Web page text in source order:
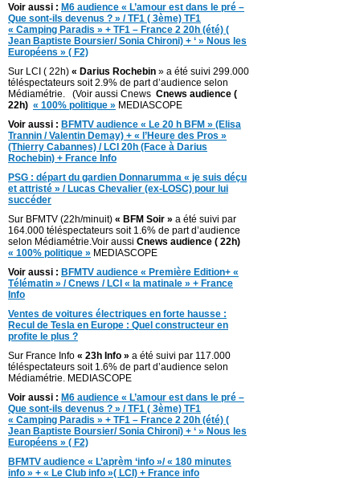
Voir aussi : M6 audience « L’amour est dans le pré –
Que sont-ils devenus ? » / TF1 ( 3ème) TF1
« Camping Paradis » + TF1 – France 2 20h (été) (
Jean Baptiste Boursier/ Sonia Chironi) + ‘ » Nous les
Européens » ( F2)
Sur LCI ( 22h) « Darius Rochebin » a été suivi 299.000
téléspectateurs soit 2.9% de part d’audience selon
Médiamétrie. (Voir aussi Cnews Cnews audience (
22h) « 100% politique » MEDIASCOPE
Voir aussi : BFMTV audience « Le 20 h BFM » (Elisa
Trannin / Valentin Demay) + « l’Heure des Pros »
(Thierry Cabannes) / LCI 20h (Face à Darius
Rochebin) + France Info
PSG : départ du gardien Donnarumma « je suis déçu
et attristé » / Lucas Chevalier (ex-LOSC) pour lui
succéder
Sur BFMTV (22h/minuit) « BFM Soir » a été suivi par
164.000 téléspectateurs soit 1.6% de part d’audience
selon Médiamétrie.Voir aussi Cnews audience ( 22h)
« 100% politique » MEDIASCOPE
Voir aussi : BFMTV audience « Première Edition+ «
Télématin » / Cnews / LCI « la matinale » + France
Info
Ventes de voitures électriques en forte hausse :
Recul de Tesla en Europe : Quel constructeur en
profite le plus ?
Sur France Info « 23h Info » a été suivi par 117.000
téléspectateurs soit 1.6% de part d’audience selon
Médiamétrie. MEDIASCOPE
Voir aussi : M6 audience « L’amour est dans le pré –
Que sont-ils devenus ? » / TF1 ( 3ème) TF1
« Camping Paradis » + TF1 – France 2 20h (été) (
Jean Baptiste Boursier/ Sonia Chironi) + ‘ » Nous les
Européens » ( F2)
BFMTV audience « L’aprèm ‘info »/ « 180 minutes
info » + « Le Club info »( LCI) + France info